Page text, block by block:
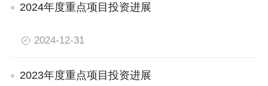
2024年度重点项目投资进展
2024-12-31
2023年度重点项目投资进展